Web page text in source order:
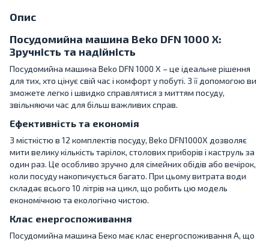
Опис
Посудомийна машина Beko DFN 1000 X:
Зручність та надійність
Посудомийна машина Beko DFN 1000 X – це ідеальне рішення
для тих, хто цінує свій час і комфорт у побуті. З її допомогою ви
зможете легко і швидко справлятися з миттям посуду,
звільняючи час для більш важливих справ.
Ефективність та економія
З місткістю в 12 комплектів посуду, Beko DFN1000X дозволяє
мити велику кількість тарілок, столових приборів і каструль за
один раз. Це особливо зручно для сімейних обідів або вечірок,
коли посуду накопичується багато. При цьому витрата води
складає всього 10 літрів на цикл, що робить цю модель
економічною та екологічно чистою.
Клас енергоспоживання
Посудомийна машина Беко має клас енергоспоживання А, що